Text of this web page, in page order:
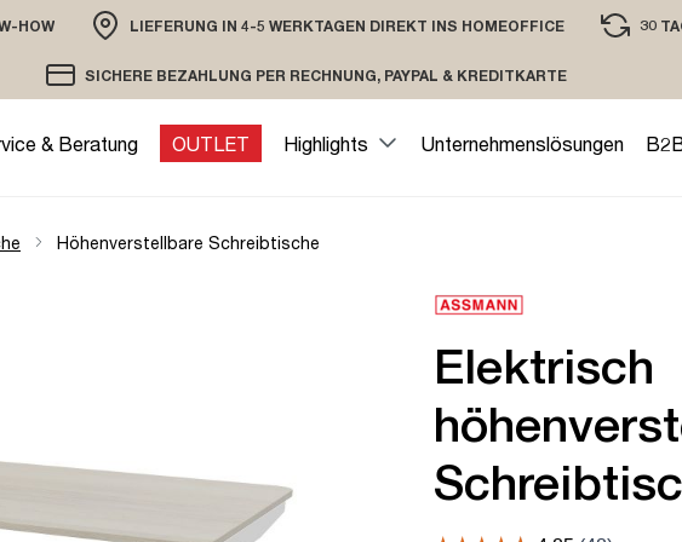
HOW LIEFERUNG IN 4-5 WERKTAGEN DIREKT INS HOMEOFFICE
VERSAND PER DHL ODER SPEDITION
30
SICHERE BEZAHLUNG PER RECHNUNG, PAYPAL & KREDITKARTE
VERSCHLÜSSELTE ÜBERTRAGUNG
& Beratung OUTLET Highlights Unternehmenslösungen
Höhenverstellbare Schreibtische
Elektrisch